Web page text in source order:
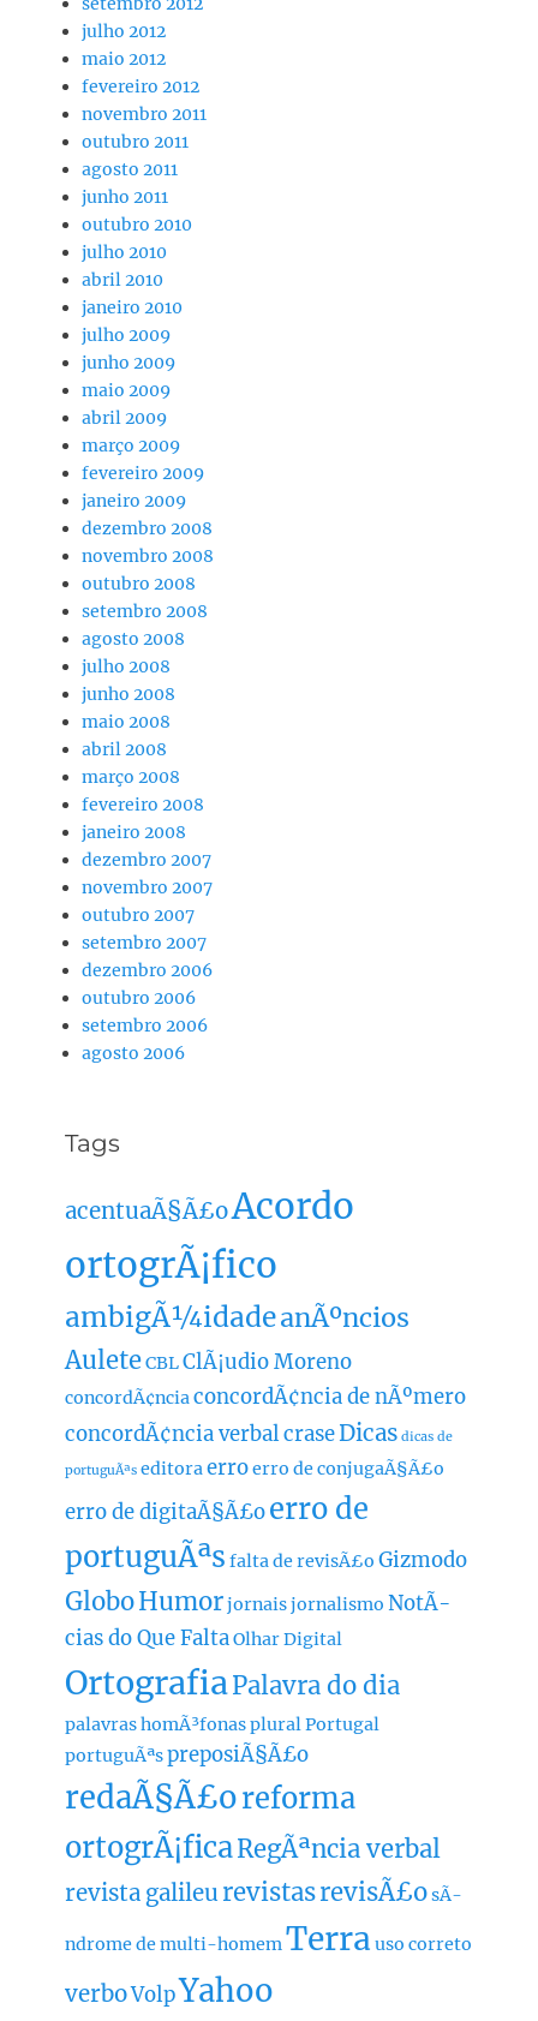
julho 2012
maio 2012
fevereiro 2012
novembro 2011
outubro 2011
agosto 2011
junho 2011
outubro 2010
julho 2010
abril 2010
janeiro 2010
julho 2009
junho 2009
maio 2009
abril 2009
março 2009
fevereiro 2009
janeiro 2009
dezembro 2008
novembro 2008
outubro 2008
setembro 2008
agosto 2008
julho 2008
junho 2008
maio 2008
abril 2008
março 2008
fevereiro 2008
janeiro 2008
dezembro 2007
novembro 2007
outubro 2007
setembro 2007
dezembro 2006
outubro 2006
setembro 2006
agosto 2006
Tags
acentuaÃ§Ã£oAcordo
ortogrÃ¡fico
ambigÃ¼idadeanÃºncios
AuleteCBLClÃ¡udio Moreno
concordÃ¢nciaconcordÃ¢ncia de nÃºmero
concordÃ¢ncia verbalcraseDicas dicas de
portuguÃªs editoraerroerro de conjugaÃ§Ã£o
erro de digitaÃ§Ã£oerro de
portuguÃªs falta de revisÃ£o Gizmodo
GloboHumorjornaisjornalismo NotÃ­
cias do Que FaltaOlhar Digital
OrtografiaPalavra do dia
palavras homÃ³fonaspluralPortugal
portuguÃªspreposiÃ§Ã£o
redaÃ§Ã£oreforma
ortogrÃ¡ficaRegÃªncia verbal
revista galileurevistasrevisÃ£osÃ­
ndrome de multi-homemTerra uso correto
verboVolpYahoo